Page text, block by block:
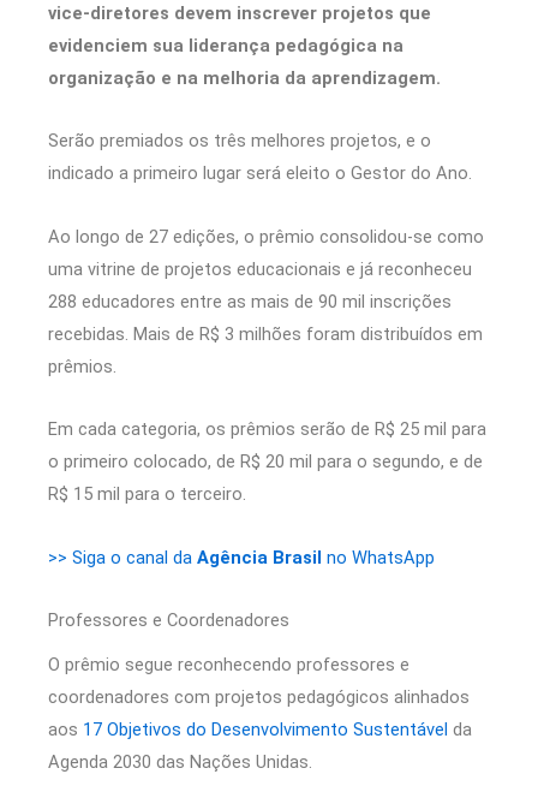
vice-diretores devem inscrever projetos que
evidenciem sua liderança pedagógica na
organização e na melhoria da aprendizagem.
Serão premiados os três melhores projetos, e o
indicado a primeiro lugar será eleito o Gestor do Ano.
Ao longo de 27 edições, o prêmio consolidou-se como
uma vitrine de projetos educacionais e já reconheceu
288 educadores entre as mais de 90 mil inscrições
recebidas. Mais de R$ 3 milhões foram distribuídos em
prêmios.
Em cada categoria, os prêmios serão de R$ 25 mil para
o primeiro colocado, de R$ 20 mil para o segundo, e de
R$ 15 mil para o terceiro.
>> Siga o canal da Agência Brasil no WhatsApp
Professores e Coordenadores
O prêmio segue reconhecendo professores e
coordenadores com projetos pedagógicos alinhados
aos 17 Objetivos do Desenvolvimento Sustentável da
Agenda 2030 das Nações Unidas.